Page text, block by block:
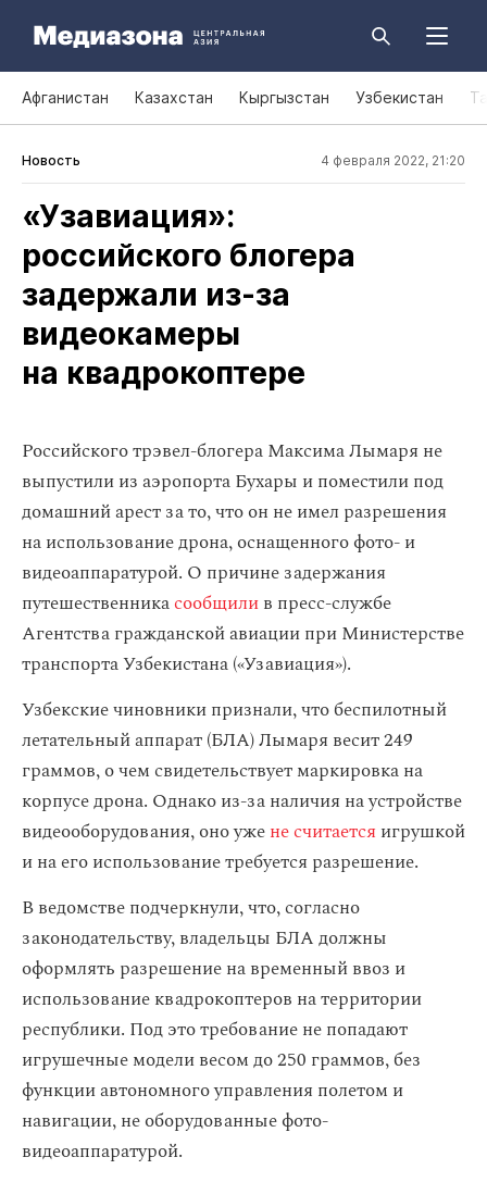
Афганистан Казахстан Кыргызстан Узбекистан
Новость 4 февраля 2022, 21:20
«Узавиация»:
российского блогера
задержали из‑за
видеокамеры
на квадрокоптере
Российского трэвел-блогера Максима Лымаря не
выпустили из аэропорта Бухары и поместили под
домашний арест за то, что он не имел разрешения
на использование дрона, оснащенного фото- и
видеоаппаратурой. О причине задержания
путешественникасообщилив пресс-службе
Агентства гражданской авиации при Министерстве
транспорта Узбекистана («Узавиация»).
Узбекские чиновники признали, что беспилотный
летательный аппарат (БЛА) Лымаря весит 249
граммов, о чем свидетельствует маркировка на
корпусе дрона. Однако из-за наличия на устройстве
видеооборудования, оно ужене считается игрушкой
и на его использование требуется разрешение.
В ведомстве подчеркнули, что, согласно
законодательству, владельцы БЛА должны
оформлять разрешение на временный ввоз и
использование квадрокоптеров на территории
республики. Под это требование не попадают
игрушечные модели весом до 250 граммов, без
функции автономного управления полетом и
навигации, не оборудованные фото-
видеоаппаратурой.